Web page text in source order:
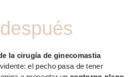
la cirugía de ginecomastia
el pecho pasa de tener